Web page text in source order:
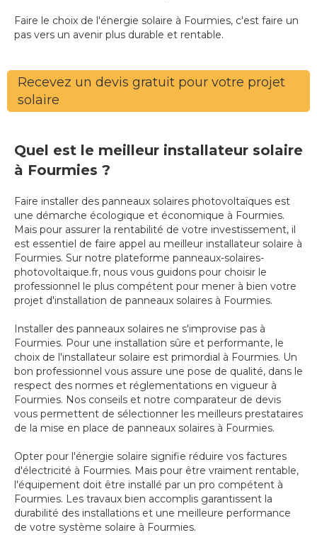
Faire le choix de l'énergie solaire à Fourmies, c'est faire un
pas vers un avenir plus durable et rentable.
Recevez un devis gratuit pour votre projet
solaire
Quel est le meilleur installateur solaire
à Fourmies ?
Faire installer des panneaux solaires photovoltaïques est
une démarche écologique et économique à Fourmies.
Mais pour assurer la rentabilité de votre investissement, il
est essentiel de faire appel au meilleur installateur solaire à
Fourmies. Sur notre plateforme panneaux-solaires-
photovoltaique.fr, nous vous guidons pour choisir le
professionnel le plus compétent pour mener à bien votre
projet d'installation de panneaux solaires à Fourmies.
Installer des panneaux solaires ne s'improvise pas à
Fourmies. Pour une installation sûre et performante, le
choix de l'installateur solaire est primordial à Fourmies. Un
bon professionnel vous assure une pose de qualité, dans le
respect des normes et réglementations en vigueur à
Fourmies. Nos conseils et notre comparateur de devis
vous permettent de sélectionner les meilleurs prestataires
de la mise en place de panneaux solaires à Fourmies.
Opter pour l'énergie solaire signifie réduire vos factures
d'électricité à Fourmies. Mais pour être vraiment rentable,
l'équipement doit être installé par un pro compétent à
Fourmies. Les travaux bien accomplis garantissent la
durabilité des installations et une meilleure performance
de votre système solaire à Fourmies.